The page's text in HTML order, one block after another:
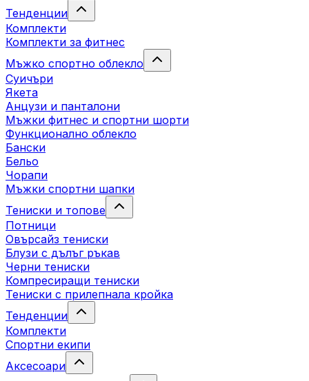
Тенденции
Комплекти
Комплекти за фитнес
Мъжко спортно облекло
Суичъри
Якета
Aнцузи и панталони
Mъжки фитнес и спортни шорти
Функционално облекло
Бански
Бельо
Чорапи
Mъжки спортни шапки
Тениски и топове
Потници
Овърсайз тениски
Блузи с дълъг ръкав
Черни тениски
Компресиращи тениски
Тениски с прилепнала кройка
Тенденции
Комплекти
Спортни екипи
Аксесоари